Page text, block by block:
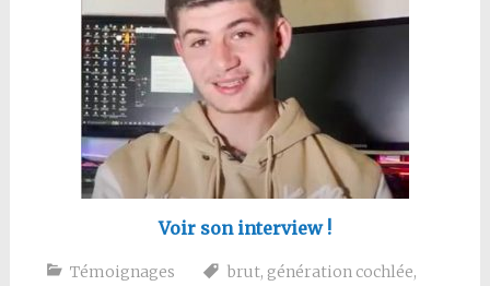
Voir son interview !
Témoignages brut, génération cochlée,